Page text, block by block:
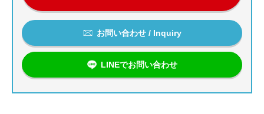
お問い合わせ / Inquiry
LINEでお問い合わせ